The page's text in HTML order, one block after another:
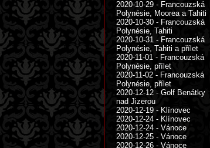
2020-10-29 - Francouzská
Polynésie, Moorea a Tahiti
2020-10-30 - Francouzská
Polynésie, Tahiti
2020-10-31 - Francouzská
Polynésie, Tahiti a přílet
2020-11-01 - Francouzská
Polynésie, přílet
2020-11-02 - Francouzská
Polynésie, přílet
2020-12-12 - Golf Benátky
nad Jizerou
2020-12-19 - Klínovec
2020-12-24 - Klínovec
2020-12-24 - Vánoce
2020-12-25 - Vánoce
2020-12-26 - Vánoce